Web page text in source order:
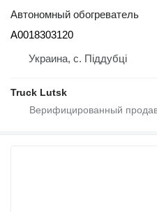
Автономный обогреватель
A0018303120
Украина, с. Піддубці
Truck Lutsk